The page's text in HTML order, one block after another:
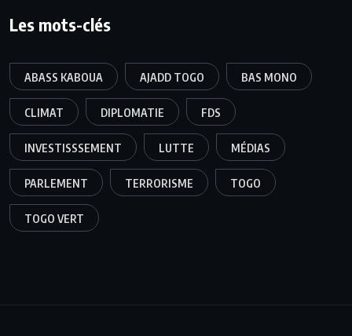
Les mots-clés
ABASS KABOUA AJADD TOGO BAS MONO
CLIMAT DIPLOMATIE FDS
INVESTISSSEMENT LUTTE MÉDIAS
PARLEMENT TERRORISME TOGO
TOGO VERT